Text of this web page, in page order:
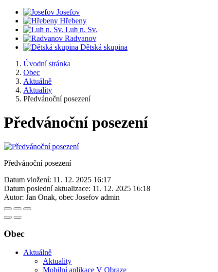
Josefov
Hřebeny
Luh n. Sv.
Radvanov
Dětská skupina
Úvodní stránka
Obec
Aktuálně
Aktuality
Předvánoční posezení
Předvánoční posezení
Předvánoční posezení
Datum vložení: 11. 12. 2025 16:17
Datum poslední aktualizace: 11. 12. 2025 16:18
Autor: Jan Onak, obec Josefov admin
Obec
Aktuálně
Aktuality
Mobilní aplikace V Obraze